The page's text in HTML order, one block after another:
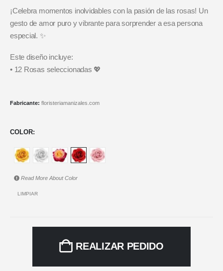
¡Celebra momentos inolvidables con la pasión de las rosas! Un
gesto de amor puro y vibrante para sorprender a esa persona
especial. ✨
Este diseño incluye:
• 12 Rosas seleccionadas 💖
Fabricante: floristeriamanizales.com
COLOR
Read More AboutColor
LIMPIAR
REALIZAR PEDIDO